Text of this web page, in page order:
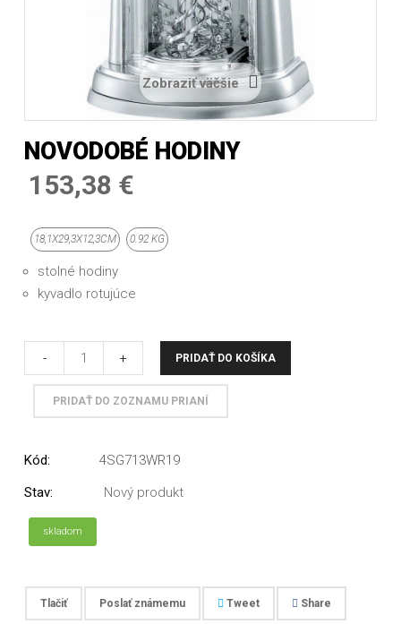
Zobraziť väčšie
NOVODOBÉ HODINY
153,38 €
18,1X29,3X12,3CM 0.92 KG
stolné hodiny
kyvadlo rotujúce
- + PRIDAŤ DO KOŠÍKA
PRIDAŤ DO ZOZNAMU PRIANÍ
Kód:
4SG713WR19
Stav:
Nový produkt
skladom
Tlačiť Poslať známemu Tweet Share